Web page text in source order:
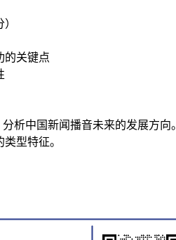
的关键点
析中国新闻播音未来的发展方向。
型特征。